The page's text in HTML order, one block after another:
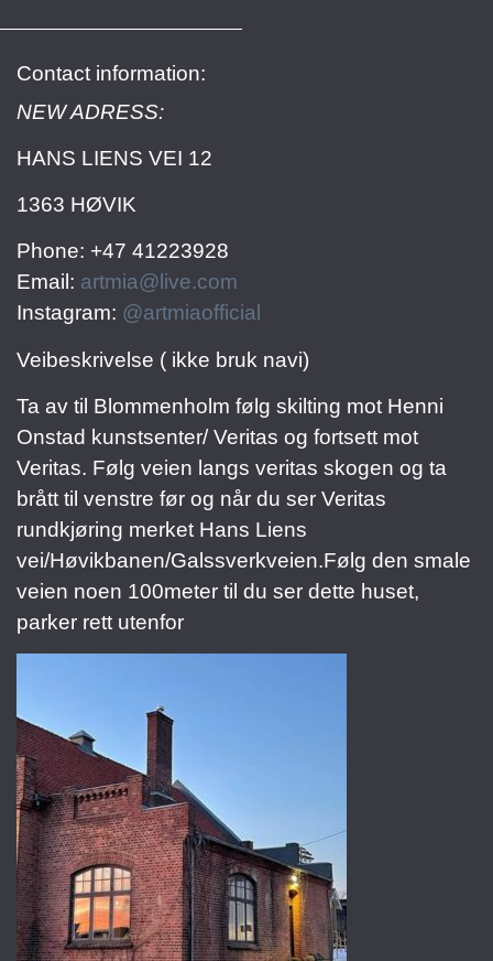
Contact information:
NEW ADRESS:
HANS LIENS VEI 12
1363 HØVIK
Phone: +47 41223928
Email: artmia@live.com
Instagram: @artmiaofficial
Veibeskrivelse ( ikke bruk navi)
Ta av til Blommenholm følg skilting mot Henni
Onstad kunstsenter/ Veritas og fortsett mot
Veritas. Følg veien langs veritas skogen og ta
brått til venstre før og når du ser Veritas
rundkjøring merket Hans Liens
vei/Høvikbanen/Galssverkveien.Følg den smale
veien noen 100meter til du ser dette huset,
parker rett utenfor